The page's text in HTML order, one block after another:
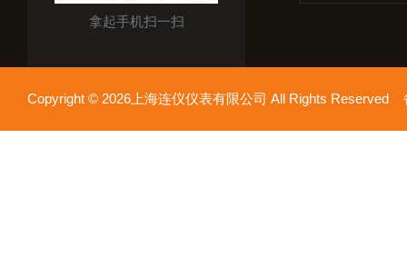
拿起手机扫一扫
Copyright © 2026上海连仪仪表有限公司 All Rights Reserved